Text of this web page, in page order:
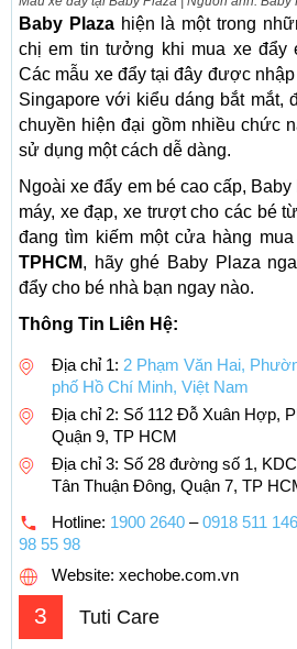
Baby Plazahiện là một trong
chị em tin tưởng khi mua xe đẩy
Các mẫu xe đẩy tại đây được
Singapore với kiểu dáng bắt mắt,
chuyền hiện đại gồm nhiều chức
sử dụng một cách dễ dàng.
Ngoài xe đẩy em bé cao cấp,
máy, xe đạp, xe trượt cho các bé
đang tìm kiếm một cửa hàng mua
TPHCM, hãy ghé Baby Plaza
đẩy cho bé nhà bạn ngay nào.
Thông Tin Liên Hệ:
Địa chỉ 1: 2 Phạm Văn Hai,
phố Hồ Chí Minh, Việt Nam
Địa chỉ 2: Số 112 Đỗ Xuân Hợp,
Quận 9, TP HCM
Địa chỉ 3: Số 28 đường số 1,
Tân Thuận Đông, Quận 7, TP
Hotline: 1900 2640 –0918 511 146
98 55 98
Website: xechobe.com.vn
3 Tuti Care